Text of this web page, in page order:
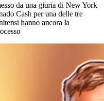
da una giuria di New York
Cash per una delle tre
hanno ancora la